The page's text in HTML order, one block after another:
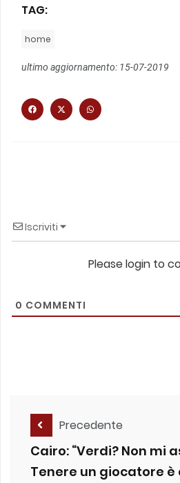
TAG:
home
ultimo aggiornamento: 15-07-2019
Iscriviti
Please login to
0 COMMENTI
Precedente
Cairo: “Verdi? Non mi
Tenere un giocatore è